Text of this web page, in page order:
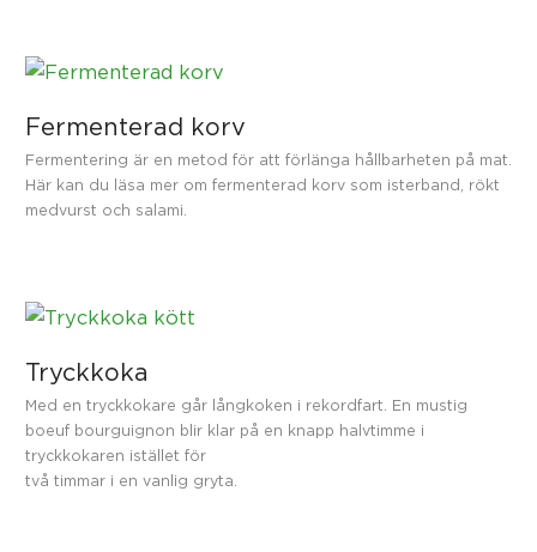
Fermenterad korv
Fermentering är en metod för att förlänga hållbarheten på mat.
Här kan du läsa mer om fermenterad korv som isterband, rökt
medvurst och salami.
Tryckkoka
Med en tryckkokare går långkoken i rekordfart. En mustig
boeuf bourguignon blir klar på en knapp halvtimme i
tryckkokaren istället för
två timmar i en vanlig gryta.